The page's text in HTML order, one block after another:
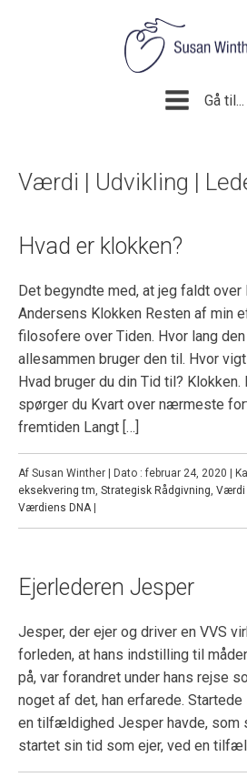
Gå til...
Værdi | Udvikling |
Hvad er klokken?
Det begyndte med, at jeg faldt over
Andersens Klokken Resten af min
filosofere over Tiden. Hvor lang den
allesammen bruger den til. Hvor
Hvad bruger du din Tid til? Klokken.
spørger du Kvart over nærmeste
fremtiden Langt […]
Af Susan Winther | Dato : februar 24, 2020 |
eksekvering tm, Strategisk Rådgivning, Værdi
Værdiens DNA|
Ejerlederen Jesper
Jesper, der ejer og driver en VVS
forleden, at hans indstilling til
på, var forandret under hans rejse
noget af det, han erfarede.
en tilfældighed Jesper havde, som
startet sin tid som ejer, ved en